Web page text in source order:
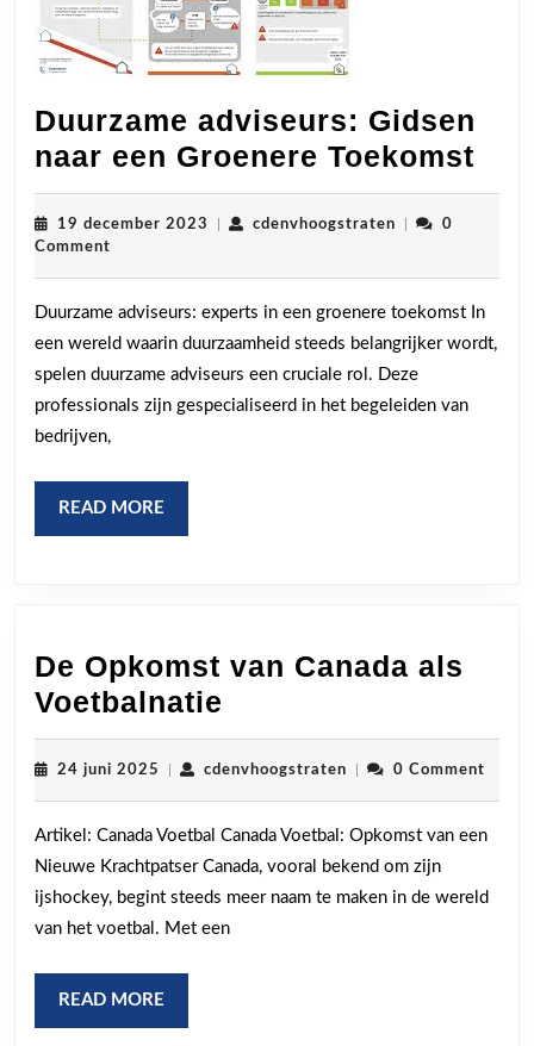
Duurzame adviseurs: Gidsen
naar een Groenere Toekomst
een
19 december 2023 19
cdenvhoogstraten
0
Comment
Duurzame adviseurs: experts in een groenere toekomst In
een wereld waarin duurzaamheid steeds belangrijker wordt,
spelen duurzame adviseurs een cruciale rol. Deze
professionals zijn gespecialiseerd in het begeleiden van
bedrijven,
READ MORE
MORE
De Opkomst van Canada als
Voetbalnatie
Opkomst
van
Canada
als
Voetbalnatie
24 juni 2025 24
cdenvhoogstratencdenvhoogstraten
0 Comment
Artikel: Canada Voetbal Canada Voetbal: Opkomst van een
Nieuwe Krachtpatser Canada, vooral bekend om zijn
ijshockey, begint steeds meer naam te maken in de wereld
van het voetbal. Met een
READ MORE
MORE